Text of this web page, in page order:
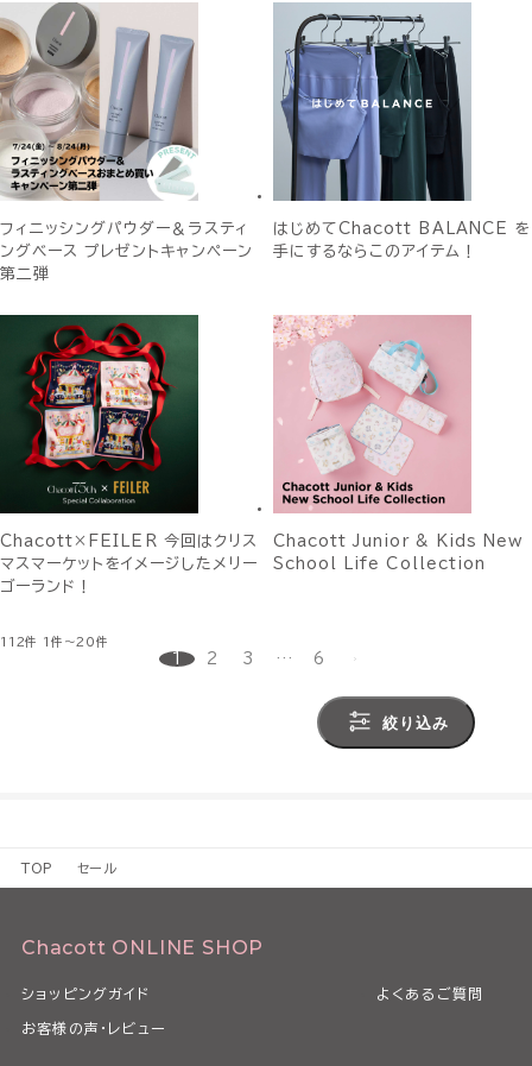
フィニッシングパウダー＆ラスティ
ングベース プレゼントキャンペーン
第二弾
はじめてChacott BALANCE を
手にするならこのアイテム！
Chacott×FEILER 今回はクリス
マスマーケットをイメージしたメリー
ゴーランド！
Chacott Junior & Kids New
School Life Collection
112件 1件～20件
1 2 3 … 6
絞り込み
TOP セール
Chacott ONLINE SHOP
ショッピングガイド よくあるご質問
お客様の声・レビュー